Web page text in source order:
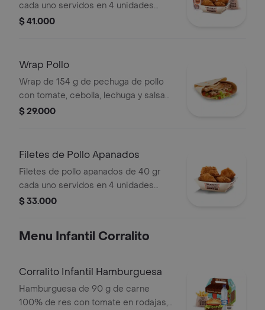
cada uno servidos en 4 unidades
acompañados de miel mostaza +
$ 41.000
Wrap Pollo
Wrap de 154 g de pechuga de pollo
con tomate, cebolla, lechuga y salsa
blanca
$ 29.000
Filetes de Pollo Apanados
Filetes de pollo apanados de 40 gr
cada uno servidos en 4 unidades
acompañados de miel mostaza
$ 33.000
Menu Infantil Corralito
Corralito Infantil Hamburguesa
Hamburguesa de 90 g de carne
100% de res con tomate en rodajas,